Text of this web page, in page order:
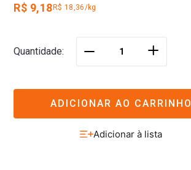
R$ 9,18 R$ 18,36/kg
Quantidade ＋
ADICIONAR AO CARRINHO